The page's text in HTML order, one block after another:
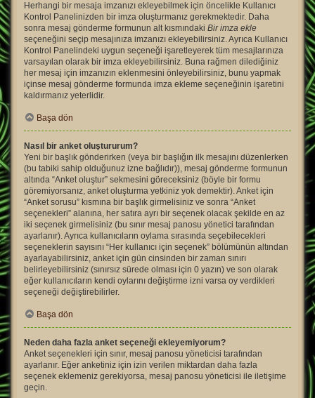
Herhangi bir mesaja imzanızı ekleyebilmek için öncelikle Kullanıcı
Kontrol Panelinizden bir imza oluşturmanız gerekmektedir. Daha
sonra mesaj gönderme formunun alt kısmındaki Bir imza ekle
seçeneğini seçip mesajınıza imzanızı ekleyebilirsiniz. Ayrıca Kullanıcı
Kontrol Panelindeki uygun seçeneği işaretleyerek tüm mesajlarınıza
varsayılan olarak bir imza ekleyebilirsiniz. Buna rağmen dilediğiniz
her mesaj için imzanızın eklenmesini önleyebilirsiniz, bunu yapmak
içinse mesaj gönderme formunda imza ekleme seçeneğinin işaretini
kaldırmanız yeterlidir.
Başa dön
Nasıl bir anket oluştururum?
Yeni bir başlık gönderirken (veya bir başlığın ilk mesajını düzenlerken
(bu tabiki sahip olduğunuz izne bağlıdır)), mesaj gönderme formunun
altında “Anket oluştur” sekmesini göreceksiniz (böyle bir formu
göremiyorsanız, anket oluşturma yetkiniz yok demektir). Anket için
“Anket sorusu” kısmına bir başlık girmelisiniz ve sonra “Anket
seçenekleri” alanına, her satıra ayrı bir seçenek olacak şekilde en az
iki seçenek girmelisiniz (bu sınır mesaj panosu yönetici tarafından
ayarlanır). Ayrıca kullanıcıların oylama sırasında seçebilecekleri
seçeneklerin sayısını “Her kullanıcı için seçenek” bölümünün altından
ayarlayabilirsiniz, anket için gün cinsinden bir zaman sınırı
belirleyebilirsiniz (sınırsız sürede olması için 0 yazın) ve son olarak
eğer kullanıcıların kendi oylarını değiştirme izni varsa oy verdikleri
seçeneği değiştirebilirler.
Başa dön
Neden daha fazla anket seçeneği ekleyemiyorum?
Anket seçenekleri için sınır, mesaj panosu yöneticisi tarafından
ayarlanır. Eğer anketiniz için izin verilen miktardan daha fazla
seçenek eklemeniz gerekiyorsa, mesaj panosu yöneticisi ile iletişime
geçin.